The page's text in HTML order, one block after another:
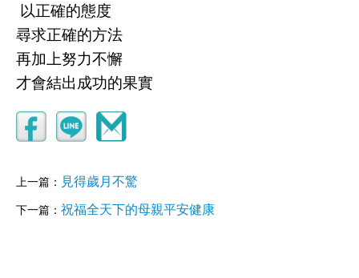
以正確的態度
尋求正確的方法
再加上努力不懈
才會結出成功的果實
上一篇： 見得歲月不驚
下一篇： 祝福全天下的母親平安健康